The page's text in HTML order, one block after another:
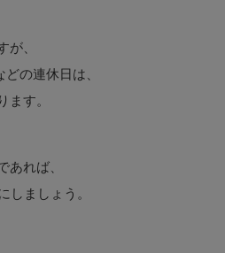
が、
どの連休日は、
ます。
あれば、
しましょう。